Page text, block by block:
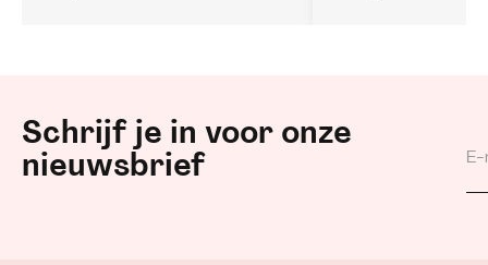
Schrijf je in voor onze
nieuwsbrief